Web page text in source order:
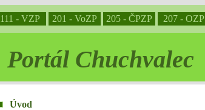
111 - VZP 201 - VoZP 205 - ČPZP 207 - OZP
Portál Chuchvalec
Úvod